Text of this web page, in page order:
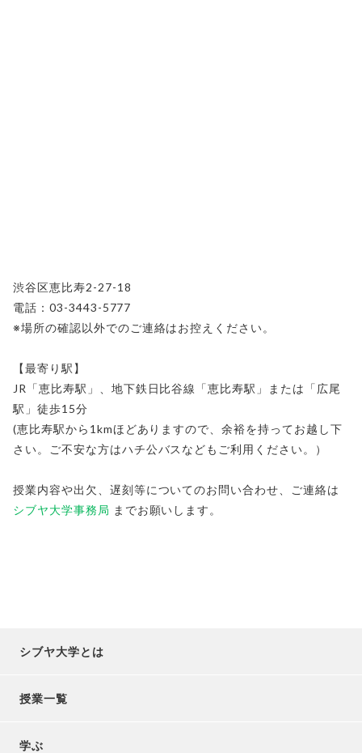
渋谷区恵比寿2-27-18
電話：03-3443-5777
※場所の確認以外でのご連絡はお控えください。
【最寄り駅】
JR「恵比寿駅」、地下鉄日比谷線「恵比寿駅」または「広尾
駅」徒歩15分
(恵比寿駅から1kmほどありますので、余裕を持ってお越し下
さい。ご不安な方はハチ公バスなどもご利用ください。）
授業内容や出欠、遅刻等についてのお問い合わせ、ご連絡は
シブヤ大学事務局 までお願いします。
シブヤ大学とは
授業一覧
学ぶ